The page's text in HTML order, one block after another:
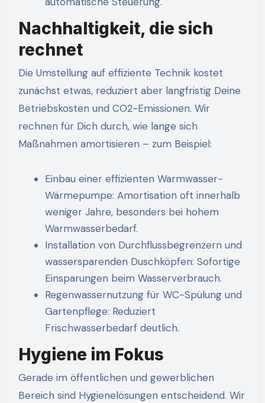
Nachhaltigkeit, die sich
rechnet
Die Umstellung auf effiziente Technik kostet
zunächst etwas, reduziert aber langfristig Deine
Betriebskosten und CO2-Emissionen. Wir
rechnen für Dich durch, wie lange sich
Maßnahmen amortisieren – zum Beispiel:
Einbau einer effizienten Warmwasser-
Wärmepumpe: Amortisation oft innerhalb
weniger Jahre, besonders bei hohem
Warmwasserbedarf.
Installation von Durchflussbegrenzern und
wassersparenden Duschköpfen: Sofortige
Einsparungen beim Wasserverbrauch.
Regenwassernutzung für WC-Spülung und
Gartenpflege: Reduziert
Frischwasserbedarf deutlich.
Hygiene im Fokus
Gerade im öffentlichen und gewerblichen
Bereich sind Hygienelösungen entscheidend. Wir